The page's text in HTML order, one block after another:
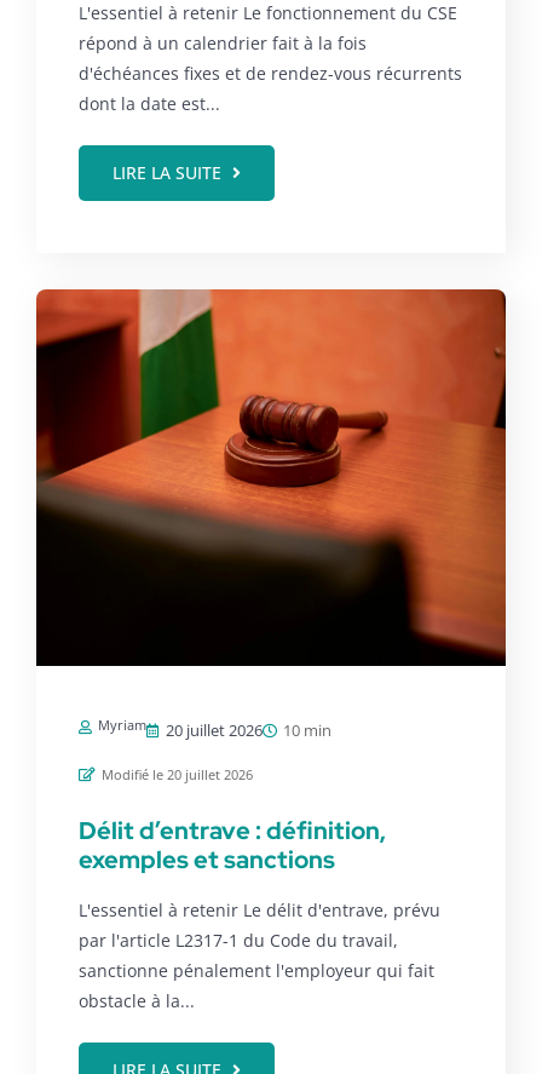
L'essentiel à retenir Le fonctionnement du CSE
répond à un calendrier fait à la fois
d'échéances fixes et de rendez-vous récurrents
dont la date est...
LIRE LA SUITE
Myriam 20 juillet 2026 10 min
Modifié le 20 juillet 2026
Délit d’entrave : définition,
exemples et sanctions
L'essentiel à retenir Le délit d'entrave, prévu
par l'article L2317-1 du Code du travail,
sanctionne pénalement l'employeur qui fait
obstacle à la...
LIRE LA SUITE